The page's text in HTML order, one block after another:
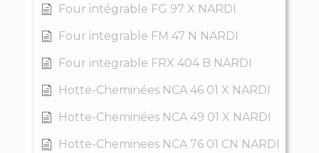
Four intégrable FG 97 X NARDI
Four integrable FM 47 N NARDI
Four integrable FRX 404 B NARDI
Hotte-Cheminées NCA 46 01 X NARDI
Hotte-Cheminées NCA 49 01 X NARDI
Hotte-Cheminees NCA 76 01 CN NARDI